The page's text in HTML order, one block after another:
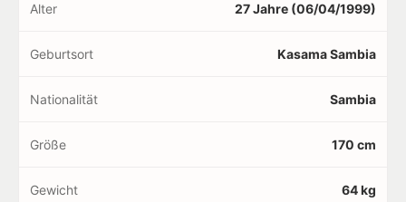
Alter 27 Jahre (06/04/1999)
Geburtsort Kasama Sambia
Nationalität Sambia
Größe 170 cm
Gewicht 64 kg